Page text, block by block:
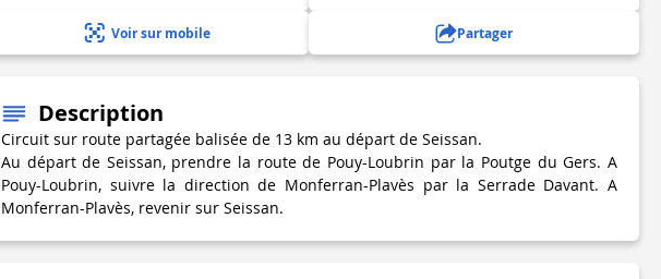
Voir sur mobile Partager
Description
Circuit sur route partagée balisée de 13 km au départ de Seissan.
Au départ de Seissan, prendre la route de Pouy-Loubrin par la Poutge du Gers. A
Pouy-Loubrin, suivre la direction de Monferran-Plavès par la Serrade Davant. A
Monferran-Plavès, revenir sur Seissan.